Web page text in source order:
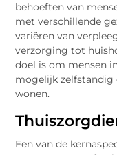
behoeften van
met verschillende
variëren van
verzorging tot
doel is om mensen
mogelijk
wonen.
Een van de